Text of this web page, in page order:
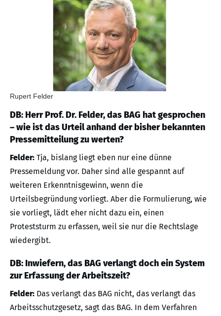
Rupert Felder
DB: Herr Prof. Dr. Felder, das BAG hat gesprochen
– wie ist das Urteil anhand der bisher bekannten
Pressemitteilung zu werten?
Felder: Tja, bislang liegt eben nur eine dünne
Pressemeldung vor. Daher sind alle gespannt auf
weiteren Erkenntnisgewinn, wenn die
Urteilsbegründung vorliegt. Aber die Formulierung, wie
sie vorliegt, lädt eher nicht dazu ein, einen
Proteststurm zu erfassen, weil sie nur die Rechtslage
wiedergibt.
DB: Inwiefern, das BAG verlangt doch ein System
zur Erfassung der Arbeitszeit?
Felder: Das verlangt das BAG nicht, das verlangt das
Arbeitsschutzgesetz, sagt das BAG. In dem Verfahren